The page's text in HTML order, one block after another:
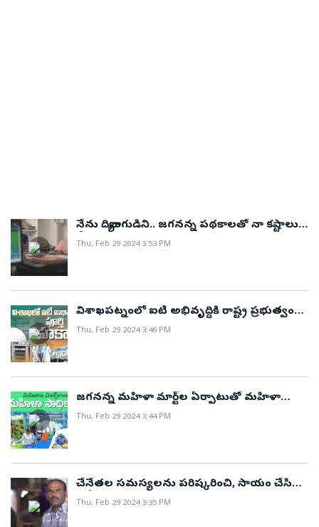
నేను దివ్యాంగుడిని.. జగనన్న పథకాలతో నా కష్టాలు
తీరాయి..!
Thu, Feb 29 2024 3:53 PM
విశాఖపట్నంలో ఐటీ అభివృద్ధికి రాష్ట్ర ప్రభుత్వం
పూర్తి సహకారాన్ని అందిస్తోంది..
Thu, Feb 29 2024 3:46 PM
జగనన్న మహిళా మార్ట్‌ల ఏర్పాటుతో మహిళా
సాధికారత సాకారం..!
Thu, Feb 29 2024 3:44 PM
చేనేతల సమస్యలను పరిష్కరించి, సాయం చేసిన
ఒకే ఒక్క నాయకుడు జగనన్న..!
Thu, Feb 29 2024 3:35 PM